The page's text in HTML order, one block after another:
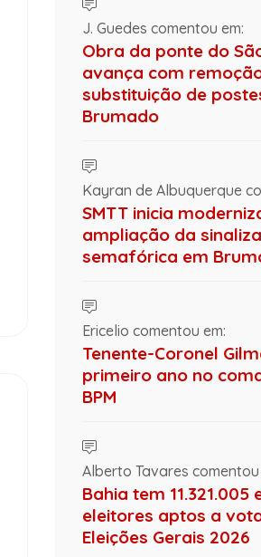
J. Guedes comentou em:
Obra da ponte do
avança com
substituição de
Brumado
Kayran de Albuquerque
SMTT inicia
ampliação da
semafórica em
Ericelio comentou em:
Tenente-Coronel
primeiro ano no
BPM
Alberto Tavares comentou
Bahia tem 11.321.005
eleitores aptos a
Eleições Gerais 2026